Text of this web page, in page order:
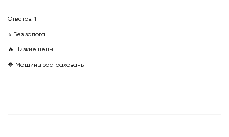
Ответов: 1
⭐ Без залога
🔥 Низкие цены
🔶 Машины застрахованы